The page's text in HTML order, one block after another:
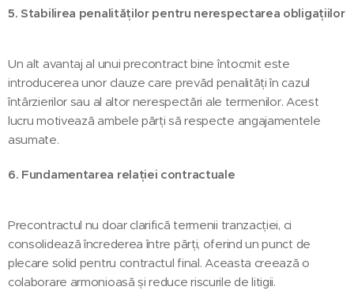
5. Stabilirea penalităților pentru nerespectarea obligațiilor
Un alt avantaj al unui precontract bine întocmit este
introducerea unor clauze care prevăd penalități în cazul
întârzierilor sau al altor nerespectări ale termenilor. Acest
lucru motivează ambele părți să respecte angajamentele
asumate.
6. Fundamentarea relației contractuale
Precontractul nu doar clarifică termenii tranzacției, ci
consolidează încrederea între părți, oferind un punct de
plecare solid pentru contractul final. Aceasta creează o
colaborare armonioasă și reduce riscurile de litigii.